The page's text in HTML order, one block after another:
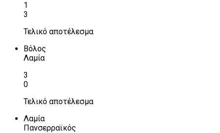
1
3
Τελικό αποτέλεσμα
Βόλος
Λαμία
3
0
Τελικό αποτέλεσμα
Λαμία
Πανσερραϊκός